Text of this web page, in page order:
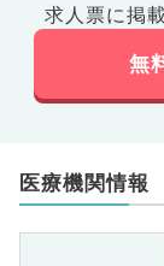
求人票に掲
無
医療機関情報